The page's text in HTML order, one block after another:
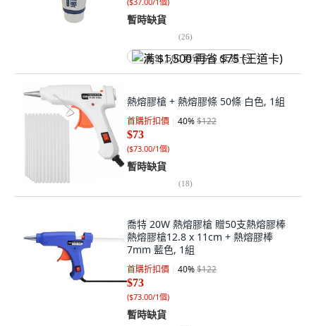
暫時缺貨
(26)
满 $1,500 再省 $75 (王道卡)
熱熔膠槍 + 熱熔膠條 50條 白色, 1組
首購折扣價 40%$122
$73
($73.00/1個)
暫時缺貨
(18)
喬特 20W 熱熔膠槍 贈50支熱熔膠棒
熱熔膠槍12.8 x 11cm + 熱熔膠棒
7mm 藍色, 1組
首購折扣價 40%$122
$73
($73.00/1個)
暫時缺貨